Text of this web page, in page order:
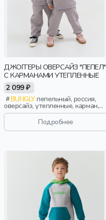
ДЖОГГЕРЫ ОВЕРСАЙЗ "ПЕПЕЛ"
С КАРМАНАМИ УТЕПЛЕННЫЕ
2 099 ₽
BUNGLYпепельный, россия,
оверсайз, утепленные, карман,
актив, девочки, малыши,
дошкольники, дети
Подробнее